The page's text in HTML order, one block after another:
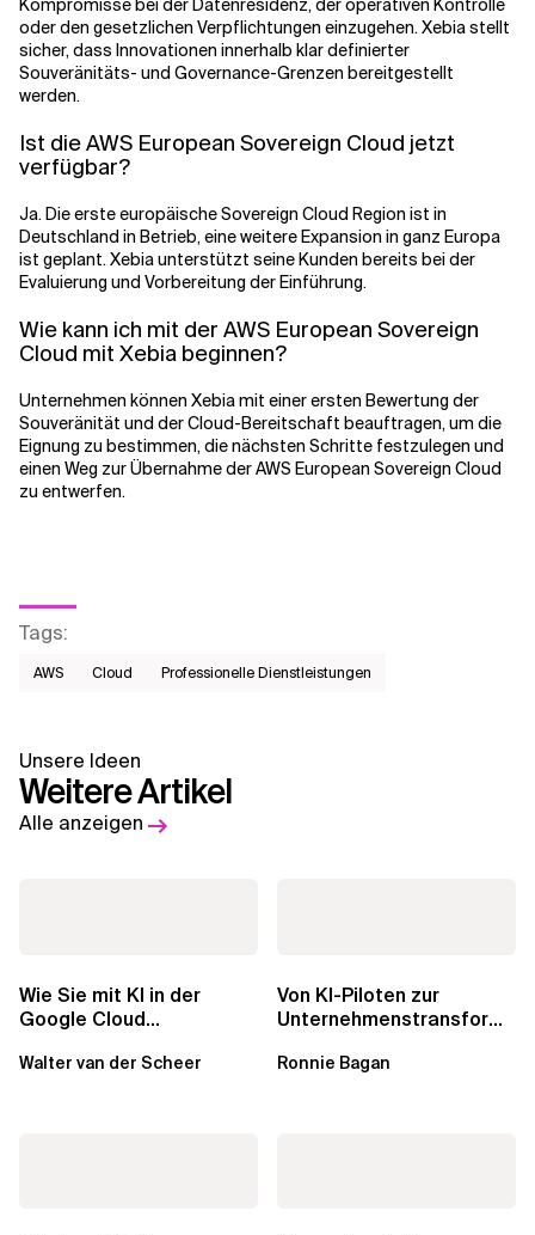
Kompromisse bei der Datenresidenz, der operativen Kontrolle
oder den gesetzlichen Verpflichtungen einzugehen. Xebia stellt
sicher, dass Innovationen innerhalb klar definierter
Souveränitäts- und Governance-Grenzen bereitgestellt
werden.
Ist die AWS European Sovereign Cloud jetzt
verfügbar?
Ja. Die erste europäische Sovereign Cloud Region ist in
Deutschland in Betrieb, eine weitere Expansion in ganz Europa
ist geplant. Xebia unterstützt seine Kunden bereits bei der
Evaluierung und Vorbereitung der Einführung.
Wie kann ich mit der AWS European Sovereign
Cloud mit Xebia beginnen?
Unternehmen können Xebia mit einer ersten Bewertung der
Souveränität und der Cloud-Bereitschaft beauftragen, um die
Eignung zu bestimmen, die nächsten Schritte festzulegen und
einen Weg zur Übernahme der AWS European Sovereign Cloud
zu entwerfen.
Tags:
AWS​ Cloud Professionelle Dienstleistungen
Unsere Ideen
Weitere Artikel
Alle anzeigen
Wie Sie mit KI in der
Google Cloud
freisetzen
Walter van der Scheer
Von KI-Piloten zur
Organisationen bei der...
Ronnie Bagan